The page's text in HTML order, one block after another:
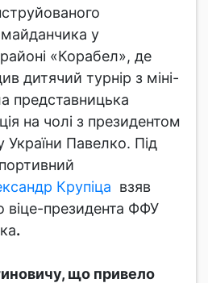
у
«Корабел», де
дитячий турнір з міні-
представницька
на чолі з президентом
України Павелко. Під
Крупіца взяв
віце-президента ФФУ
.
що привело